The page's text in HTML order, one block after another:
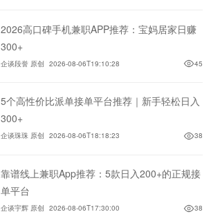
2026高口碑手机兼职APP推荐：宝妈居家日赚
300+
企谈段誉 原创 2026-08-06T19:10:28 45
5个高性价比派单接单平台推荐｜新手轻松日入
300+
企谈珠珠 原创 2026-08-06T18:18:23 38
靠谱线上兼职App推荐：5款日入200+的正规接
单平台
企谈宇辉 原创 2026-08-06T17:30:00 38